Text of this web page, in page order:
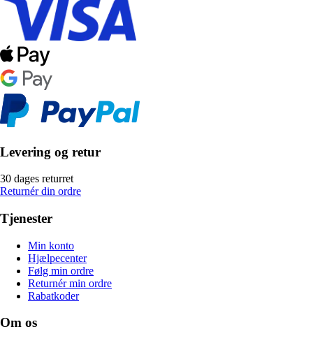
Levering og retur
30 dages returret
Returnér din ordre
Tjenester
Min konto
Hjælpecenter
Følg min ordre
Returnér min ordre
Rabatkoder
Om os